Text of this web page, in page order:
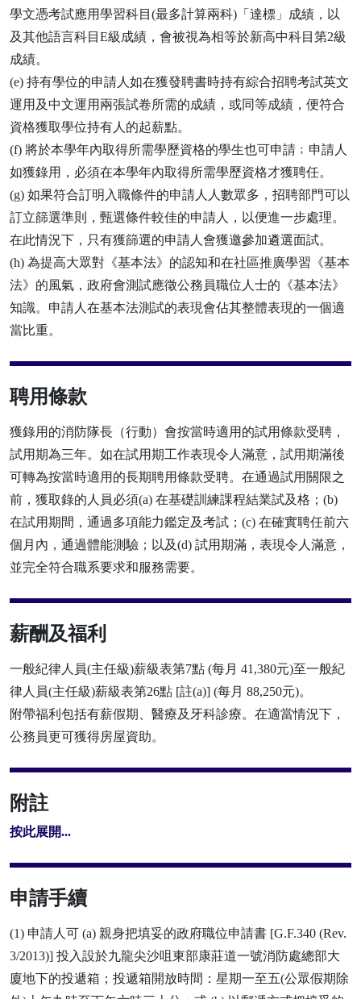
學文憑考試應用學習科目(最多計算兩科)「達標」成績，以
及其他語言科目E級成績，會被視為相等於新高中科目第2級
成績。
(e) 持有學位的申請人如在獲發聘書時持有綜合招聘考試英文
運用及中文運用兩張試卷所需的成績，或同等成績，便符合
資格獲取學位持有人的起薪點。
(f) 將於本學年內取得所需學歷資格的學生也可申請﹔申請人
如獲錄用，必須在本學年內取得所需學歷資格才獲聘任。
(g) 如果符合訂明入職條件的申請人人數眾多，招聘部門可以
訂立篩選準則，甄選條件較佳的申請人，以便進一步處理。
在此情況下，只有獲篩選的申請人會獲邀參加遴選面試。
(h) 為提高大眾對《基本法》的認知和在社區推廣學習《基本
法》的風氣，政府會測試應徵公務員職位人士的《基本法》
知識。申請人在基本法測試的表現會佔其整體表現的一個適
當比重。
聘用條款
獲錄用的消防隊長（行動）會按當時適用的試用條款受聘，
試用期為三年。如在試用期工作表現令人滿意，試用期滿後
可轉為按當時適用的長期聘用條款受聘。在通過試用關限之
前，獲取錄的人員必須(a) 在基礎訓練課程結業試及格；(b)
在試用期間，通過多項能力鑑定及考試；(c) 在確實聘任前六
個月內，通過體能測驗；以及(d) 試用期滿，表現令人滿意，
並完全符合職系要求和服務需要。
薪酬及福利
一般紀律人員(主任級)薪級表第7點 (每月 41,380元)至一般紀
律人員(主任級)薪級表第26點 [註(a)] (每月 88,250元)。
附帶福利包括有薪假期、醫療及牙科診療。在適當情況下，
公務員更可獲得房屋資助。
附註
按此展開...
申請手續
(1) 申請人可 (a) 親身把填妥的政府職位申請書 [G.F.340 (Rev.
3/2013)] 投入設於九龍尖沙咀東部康莊道一號消防處總部大
廈地下的投遞箱；投遞箱開放時間：星期一至五(公眾假期除